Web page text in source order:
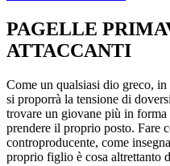
PAGELLE
ATTACCANTI
Come un qualsiasi dio greco,
si proporrà la tensione di
trovare un giovane più in
prendere il proprio posto. Fare
controproducente, come
proprio figlio è cosa altrettanto